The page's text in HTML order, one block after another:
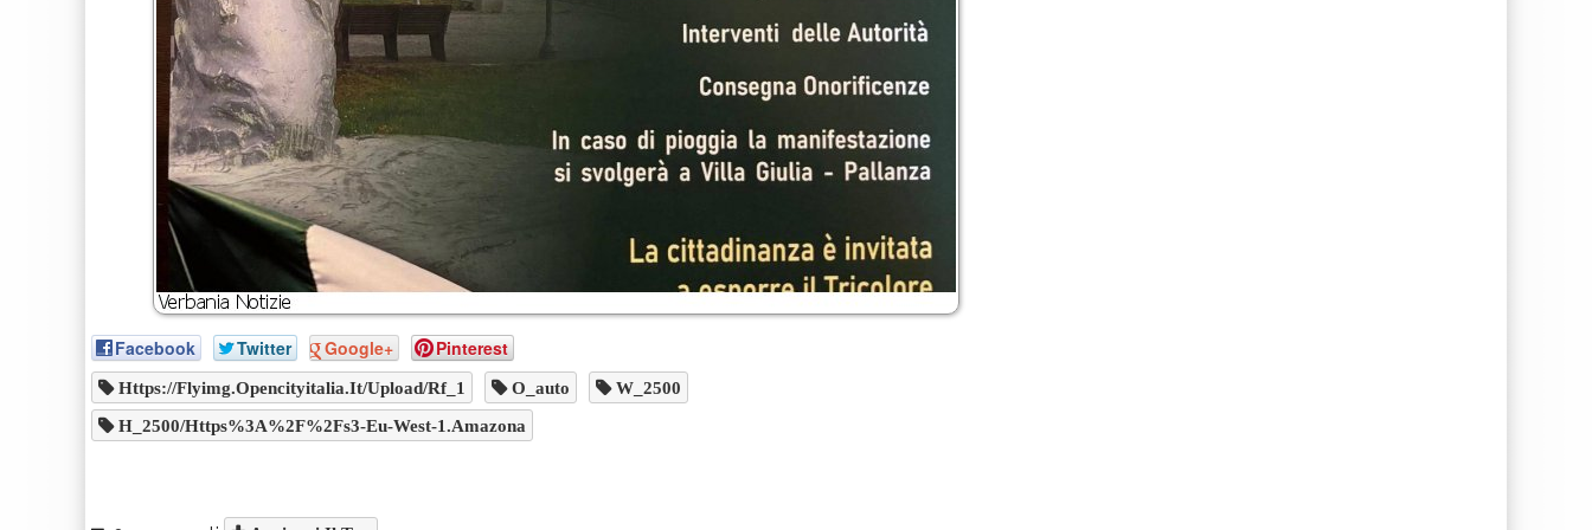
Facebook Twitter Google+ Pinterest
Https://flyimg.opencityitalia.it/upload/rf_1 O_auto W_2500
H_2500/https%3A%2F%2Fs3-Eu-West-1.amazona